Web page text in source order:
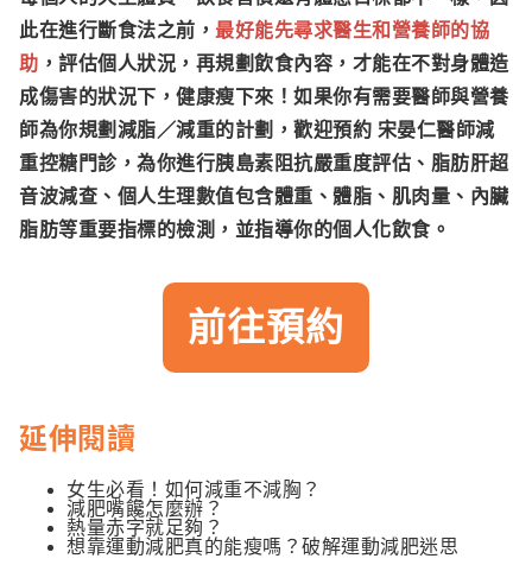
此在進行斷食法之前， 最好能先尋求醫生和營養師的協
助 ，評估個人狀況，再規劃飲食內容，才能在不對身體造
成傷害的狀況下，健康瘦下來！如果你有需要醫師與營養
師為你規劃減脂／減重的計劃，歡迎預約 宋晏仁醫師減
重控糖門診，為你進行胰島素阻抗嚴重度評估、脂肪肝超
音波減查、個人生理數值包含體重、體脂、肌肉量、內臟
脂肪等重要指標的檢測，並指導你的個人化飲食。
前往預約
延伸閱讀
女生必看！如何減重不減胸？
減肥嘴饞怎麼辦？
熱量赤字就足夠？
想靠運動減肥真的能瘦嗎？破解運動減肥迷思